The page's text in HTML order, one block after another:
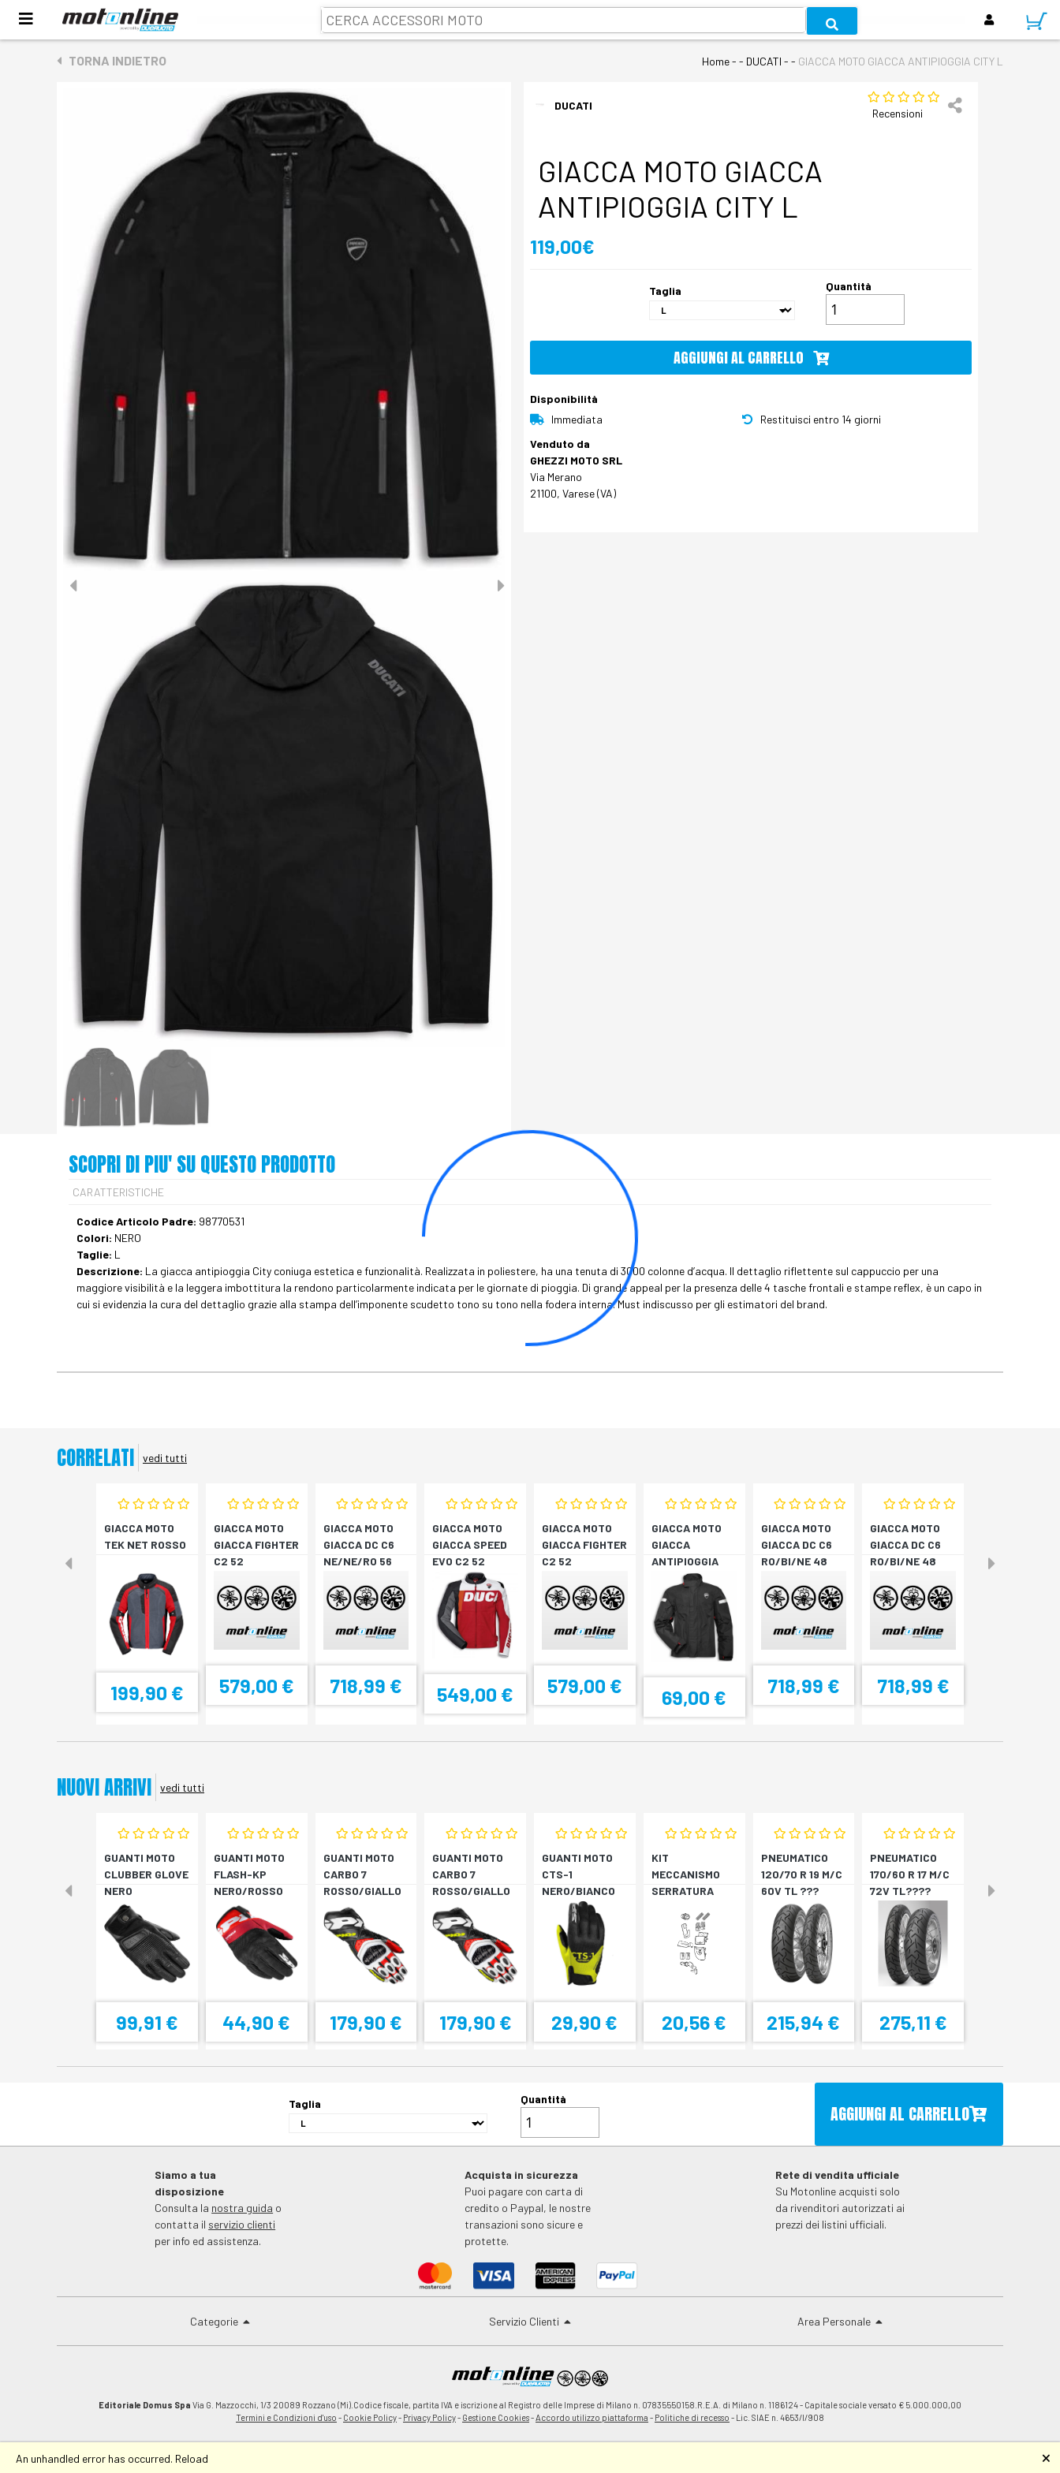
TORNA INDIETRO Home- - DUCATI - - GIACCA MOTO GIACCA ANTIPIOGGIA CITY L
DUCATI
Recensioni
GIACCA MOTO GIACCA
ANTIPIOGGIA CITY L
119,00€
Taglia Quantità
AGGIUNGI AL CARRELLO
Disponibilità
Immediata
Restituisci entro 14 giorni
Venduto da
GHEZZI MOTO SRL
Via Merano
21100, Varese (VA)
SCOPRI DI PIU' SU QUESTO PRODOTTO
CARATTERISTICHE
Codice Articolo Padre: 98770531
Colori: NERO
Taglie: L
Descrizione: La giacca antipioggia City coniuga estetica e funzionalità. Realizzata in poliestere, ha una tenuta di 3000 colonne d’acqua. Il dettaglio riflettente sul cappuccio per una
maggiore visibilità e la leggera imbottitura la rendono particolarmente indicata per le giornate di pioggia. Di grande appeal per la presenza delle 4 tasche frontali e stampe reflex, è un capo in
cui si evidenzia la cura del dettaglio grazie alla stampa dell’imponente scudetto tono su tono nella fodera interna. Must indiscusso per gli estimatori del brand.
CORRELATI vedi tutti
GIACCA MOTO
TEK NET ROSSO
199,90 €
GIACCA MOTO
GIACCA FIGHTER
C2 52
579,00 €
GIACCA MOTO
GIACCA DC C6
NE/NE/RO 56
718,99 €
GIACCA MOTO
GIACCA SPEED
EVO C2 52
549,00 €
GIACCA MOTO
GIACCA FIGHTER
C2 52
579,00 €
GIACCA MOTO
GIACCA
ANTIPIOGGIA
STRADA V3 N
69,00 €
GIACCA MOTO
GIACCA DC C6
RO/BI/NE 48
718,99 €
GIACCA MOTO
GIACCA DC C6
RO/BI/NE 48
718,99 €
NUOVI ARRIVI vedi tutti
GUANTI MOTO
CLUBBER GLOVE
NERO
99,91 €
GUANTI MOTO
FLASH-KP
NERO/ROSSO
44,90 €
GUANTI MOTO
CARBO 7
ROSSO/GIALLO
FLUORESCENTE
179,90 €
GUANTI MOTO
CARBO 7
ROSSO/GIALLO
FLUORESCENTE
179,90 €
GUANTI MOTO
CTS-1
NERO/BIANCO
29,90 €
KIT
MECCANISMO
SERRATURA
20,56 €
PNEUMATICO
120/70 R 19 M/C
60V TL ???
SCORPION T *A
215,94 €
PNEUMATICO
170/60 R 17 M/C
72V TL????
SCORPION T *P
275,11 €
Taglia Quantità
AGGIUNGI AL CARRELLO
Siamo a tua
disposizione
Consulta la nostra guida o
contatta il servizio clienti
per info ed assistenza.
Acquista in sicurezza
Puoi pagare con carta di
credito o Paypal, le nostre
transazioni sono sicure e
protette.
Rete di vendita ufficiale
Su Motonline acquisti solo
da rivenditori autorizzati ai
prezzi dei listini ufficiali.
Categorie Servizio Clienti Area Personale
Editoriale Domus Spa Via G. Mazzocchi, 1/3 20089 Rozzano (Mi).Codice fiscale, partita IVA e iscrizione al Registro delle Imprese di Milano n. 07835550158.R.E.A. di Milano n. 1186124 - Capitale sociale versato € 5.000.000,00
Termini e Condizioni d'uso - Cookie Policy- Privacy Policy- Gestione Cookies-Accordo utilizzo piattaforma - Politiche di recesso - Lic. SIAE n. 4653/I/908
An unhandled error has occurred. Reload 🗙